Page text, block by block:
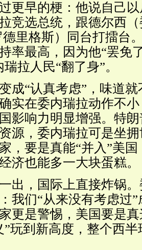
更早的梗：他说自己
竞选总统，跟德尔西
德里格斯）同台打擂台
率最高，因为他“罢免
拉人民“翻了身”。
成“认真考虑”，味道
实在委内瑞拉动作不
影响力明显增强。特
源，委内瑞拉可是坐
，要是真能“并入”美
济也能多一大块蛋糕。
出，国际上直接炸锅
我们“从来没有考虑过
更是警惕，美国要是
”玩到新高度，整个西